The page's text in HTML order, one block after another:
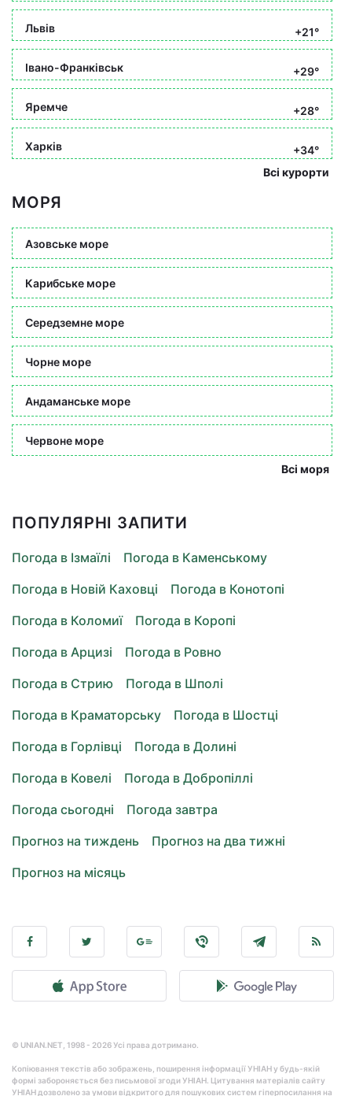
Львів +21°
Івано-Франківськ +29°
Яремче +28°
Харків
+34°
Всі курорти
МОРЯ
Азовське море
Карибське море
Середземне море
Чорне море
Андаманське море
Червоне море
Всі моря
ПОПУЛЯРНІ ЗАПИТИ
Погода в Ізмаїлі
Погода в Каменському
Погода в Новій Каховці
Погода в Конотопі
Погода в Коломиї
Погода в Коропі
Погода в Арцизі
Погода в Ровно
Погода в Стрию
Погода в Шполі
Погода в Краматорську
Погода в Шостці
Погода в Горлівці
Погода в Долині
Погода в Ковелі
Погода в Добропіллі
Погода сьогодні
Погода завтра
Прогноз на тиждень
Прогноз на два тижні
Прогноз на місяць
© UNIAN.NET, 1998 - 2026 Усі права дотримано.
Копіювання текстів або зображень, поширення інформації УНІАН у будь-якій
формі забороняється без письмової згоди УНІАН. Цитування матеріалів сайту
УНІАН дозволено за умови відкритого для пошукових систем гіперпосилання на